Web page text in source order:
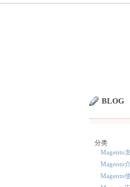
BLOG
分类
Magento
Magento
Magento